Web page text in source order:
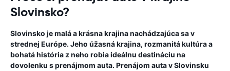
Slovinsko?
Slovinsko je malá a krásna krajina nachádzajúca sa v
strednej Európe. Jeho úžasná krajina, rozmanitá kultúra a
bohatá história z neho robia ideálnu destináciu na
dovolenku s prenájmom auta. Prenájom auta v Slovinsku